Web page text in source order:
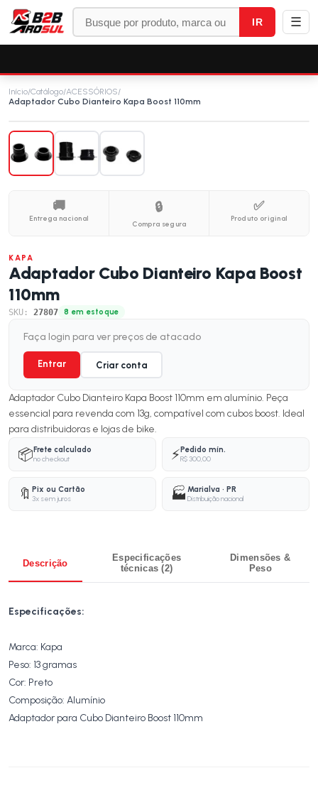
IR ☰
Início/Catálogo/ACESSÓRIOS/
Adaptador Cubo Dianteiro Kapa Boost 110mm
🚚
Entrega nacional
🔒
Compra segura
✅
Produto original
KAPA
Adaptador Cubo Dianteiro Kapa Boost
110mm
SKU: 27807 8 em estoque
Faça login para ver preços de atacado
Entrar Criar conta
Adaptador Cubo Dianteiro Kapa Boost 110mm em alumínio. Peça
essencial para revenda com 13g, compatível com cubos boost. Ideal
para distribuidoras e lojas de bike.
📦Frete calculado
no checkout
⚡Pedido mín.
R$ 300,00
🔖 Pix ou Cartão
3x sem juros
🏭 Marialva · PR
Distribuição nacional
Descrição
Especificações
técnicas (2)
Dimensões &
Peso
Especificações:
Marca: Kapa
Peso: 13 gramas
Cor: Preto
Composição: Alumínio
Adaptador para Cubo Dianteiro Boost 110mm